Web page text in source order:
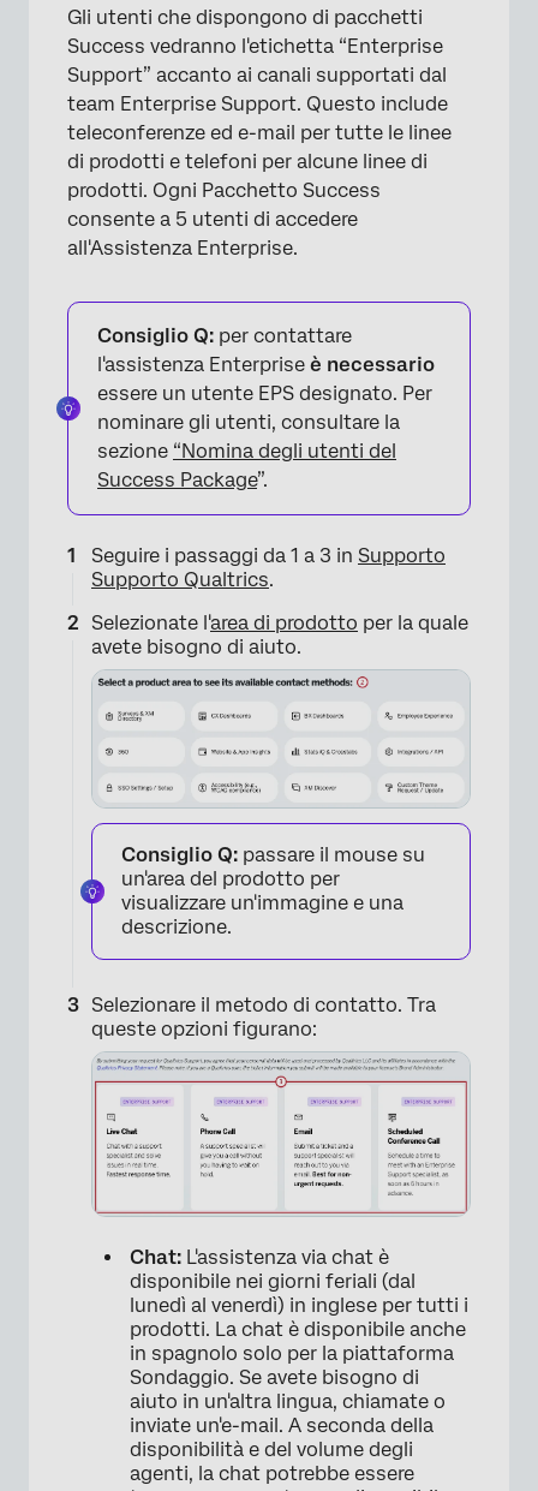
Gli utenti che dispongono di pacchetti
Success vedranno l'etichetta “Enterprise
Support” accanto ai canali supportati dal
team Enterprise Support. Questo include
teleconferenze ed e-mail per tutte le linee
di prodotti e telefoni per alcune linee di
prodotti. Ogni Pacchetto Success
consente a 5 utenti di accedere
all'Assistenza Enterprise.
Consiglio Q: per contattare
l'assistenza Enterprise è necessario
essere un utente EPS designato. Per
nominare gli utenti, consultare la
sezione “Nomina degli utenti del
Success Package”.
Seguire i passaggi da 1 a 3 in Supporto
Supporto Qualtrics.
Selezionate l'area di prodotto per la quale
avete bisogno di aiuto.
Consiglio Q: passare il mouse su
un'area del prodotto per
visualizzare un'immagine e una
descrizione.
Selezionare il metodo di contatto. Tra
queste opzioni figurano:
Chat: L'assistenza via chat è
disponibile nei giorni feriali (dal
lunedì al venerdì) in inglese per tutti i
prodotti. La chat è disponibile anche
in spagnolo solo per la piattaforma
Sondaggio. Se avete bisogno di
aiuto in un'altra lingua, chiamate o
inviate un'e-mail. A seconda della
disponibilità e del volume degli
agenti, la chat potrebbe essere